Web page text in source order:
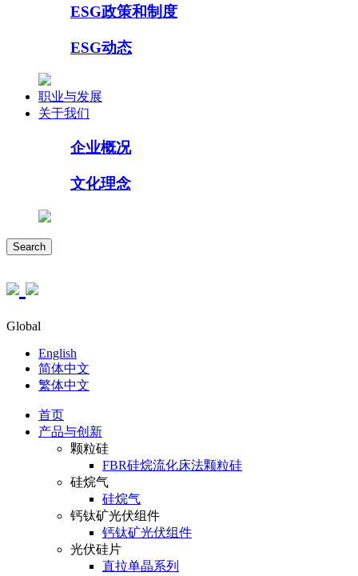
ESG政策和制度
ESG动态
职业与发展
关于我们
企业概况
文化理念
Search
Global
English
简体中文
繁体中文
首页
产品与创新
颗粒硅
FBR硅烷流化床法颗粒硅
硅烷气
硅烷气
钙钛矿光伏组件
钙钛矿光伏组件
光伏硅片
直拉单晶系列